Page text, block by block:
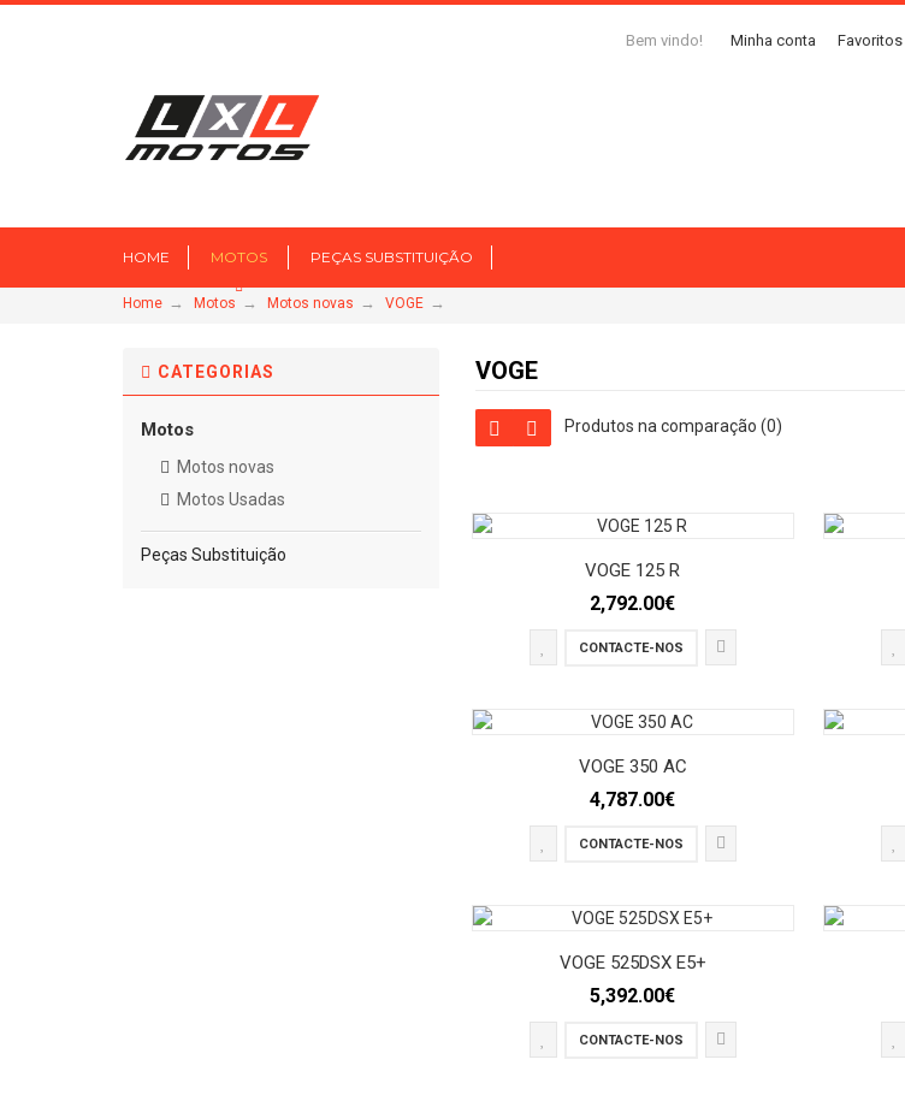
Bem vindo! Minha conta Favoritos
HOME MOTOS PEÇAS SUBSTITUIÇÃO
Home → Motos → Motos novas → VOGE →
CATEGORIAS
Motos
Motos novas
Motos Usadas
Peças Substituição
VOGE
Produtos na comparação (0)
VOGE 125 R
2,792.00€
CONTACTE-NOS
VOGE 350 AC
4,787.00€
CONTACTE-NOS
VOGE 525DSX E5+
5,392.00€
CONTACTE-NOS